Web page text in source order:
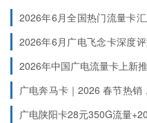
河北省衡水市,河南
省临沂市,山东省菏泽
区,新疆维吾尔自治区
五家渠市,新疆维吾尔
尔自治区阿拉尔市,新
2026年6月全国热门流量卡
入口（按地区分类）
2026年6月广电飞念卡深度
办的流量自由神器
2026年中国广电流量卡上新
大流量卡
广电奔马卡｜2026 春节热
优惠 春节期间全国正常发货
广电陕阳卡28元350G流量